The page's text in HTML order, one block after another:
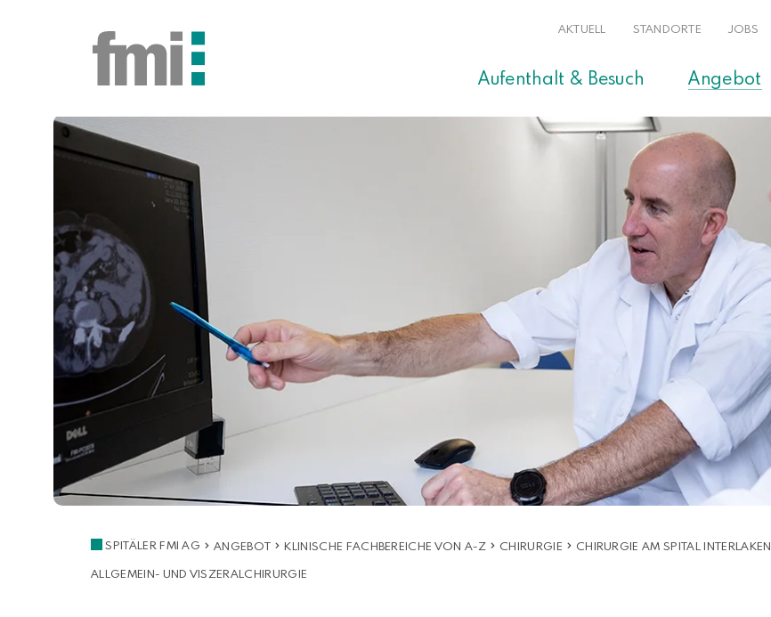
AKTUELL STANDORTE JOBS
Aufenthalt & Besuch Angebot
SPITÄLER FMI AG ANGEBOT KLINISCHE FACHBEREICHE VON A-Z CHIRURGIE
CHIRURGIE AM SPITAL INTERLAKEN
ALLGEMEIN- UND VISZERALCHIRURGIE